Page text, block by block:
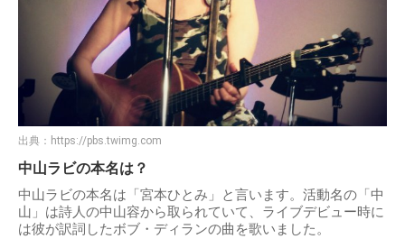
出典： https://pbs.twimg.com
中山ラビの本名は？
中山ラビの本名は「宮本ひとみ」と言います。活動名の「中
山」は詩人の中山容から取られていて、ライブデビュー時に
は彼が訳詞したボブ・ディランの曲を歌いました。